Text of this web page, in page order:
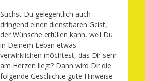
Suchst Du gelegentlich auch
dringend einen dienstbaren Geist,
der Wünsche erfüllen kann, weil Du
in Deinem Leben etwas
verwirklichen möchtest, das Dir sehr
am Herzen liegt? Dann wird Dir die
folgende Geschichte gute Hinweise